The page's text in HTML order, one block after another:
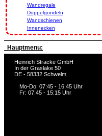
Wandregale
Doppelgondeln
Wandschienen
Innenecken
Hauptmenu:
Heinrich Stracke GmbH
In der Graslake 50
DE - 58332 Schwelm
Mo-Do: 07:45 - 16:45 Uhr
Fr: 07:45 - 15:15 Uhr